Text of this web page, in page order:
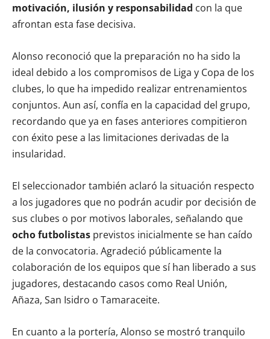
motivación, ilusión y responsabilidad con la que
afrontan esta fase decisiva.
Alonso reconoció que la preparación no ha sido la
ideal debido a los compromisos de Liga y Copa de los
clubes, lo que ha impedido realizar entrenamientos
conjuntos. Aun así, confía en la capacidad del grupo,
recordando que ya en fases anteriores compitieron
con éxito pese a las limitaciones derivadas de la
insularidad.
El seleccionador también aclaró la situación respecto
a los jugadores que no podrán acudir por decisión de
sus clubes o por motivos laborales, señalando que
ocho futbolistas previstos inicialmente se han caído
de la convocatoria. Agradeció públicamente la
colaboración de los equipos que sí han liberado a sus
jugadores, destacando casos como Real Unión,
Añaza, San Isidro o Tamaraceite.
En cuanto a la portería, Alonso se mostró tranquilo